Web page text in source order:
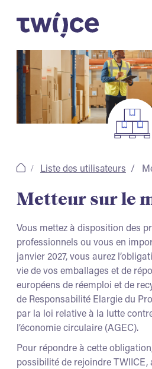
contenu
Liste des utilisateurs
Metteur sur le
Vous mettez à disposition des
professionnels ou vous en
janvier 2027, vous aurez
vie de vos emballages et de
européens de réemploi et de
de Responsabilité Elargie du
par la loi relative à la lutte
l’économie circulaire (AGEC).
Pour répondre à cette
possibilité de rejoindre TWIICE,